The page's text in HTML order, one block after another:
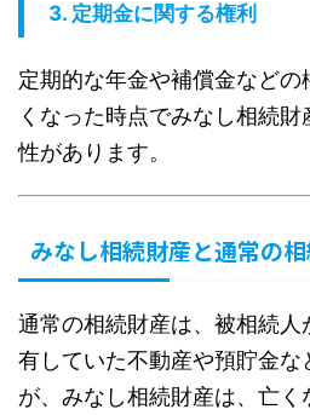
3. 定期金に関する権利
定期的な年金や補償金など
くなった時点でみなし相続
性があります。
みなし相続財産と通常の
通常の相続財産は、被相続
有していた不動産や預貯金
が、みなし相続財産は、亡く